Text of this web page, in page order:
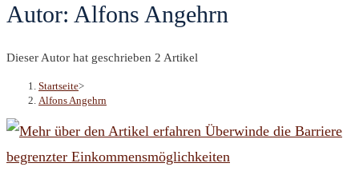
Autor: Alfons Angehrn
Dieser Autor hat geschrieben 2 Artikel
Startseite>
Alfons Angehrn